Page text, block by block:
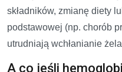
składników, zmianę diety
podstawowej (np. chorób
utrudniają wchłanianie
A co jeśli